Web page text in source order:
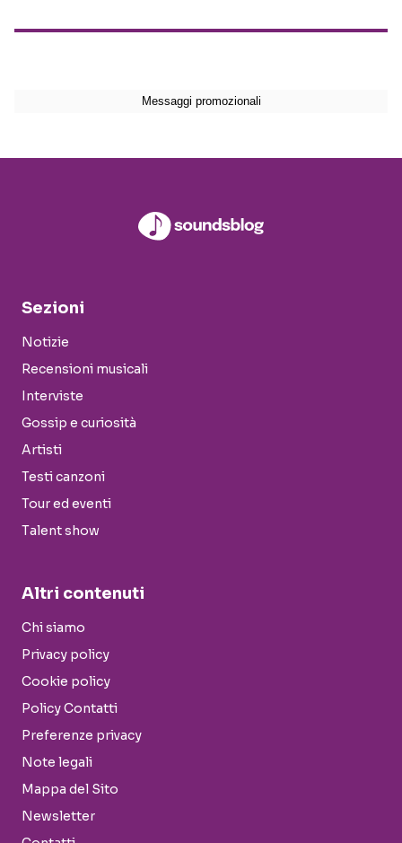
Sezioni
Notizie
Recensioni musicali
Interviste
Gossip e curiosità
Artisti
Testi canzoni
Tour ed eventi
Talent show
Altri contenuti
Chi siamo
Privacy policy
Cookie policy
Policy Contatti
Preferenze privacy
Note legali
Mappa del Sito
Newsletter